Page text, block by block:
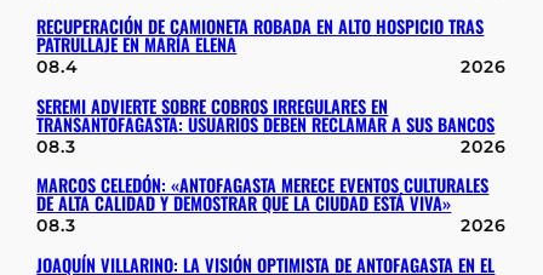
RECUPERACIÓN DE CAMIONETA ROBADA EN ALTO HOSPICIO TRAS
PATRULLAJE EN MARÍA ELENA
08.4 2026
SEREMI ADVIERTE SOBRE COBROS IRREGULARES EN
TRANSANTOFAGASTA: USUARIOS DEBEN RECLAMAR A SUS BANCOS
08.3 2026
MARCOS CELEDÓN: «ANTOFAGASTA MERECE EVENTOS CULTURALES
DE ALTA CALIDAD Y DEMOSTRAR QUE LA CIUDAD ESTÁ VIVA»
08.3 2026
JOAQUÍN VILLARINO: LA VISIÓN OPTIMISTA DE ANTOFAGASTA EN EL